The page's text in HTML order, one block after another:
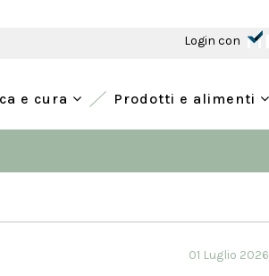
Login con
e cura Prodotti e alimenti
01 Luglio 2026